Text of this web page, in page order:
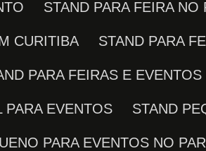
STAND PARA FEIRA NO
CURITIBA STAND PARA
PARA FEIRAS E
PARA EVENTOS STAND
PARA EVENTOS NO